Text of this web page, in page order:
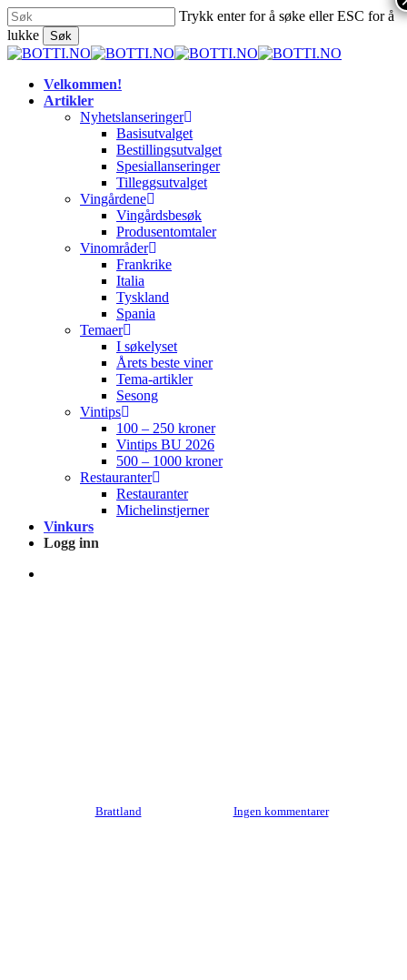
Skip
to
main
content
Trykk enter for å søke eller ESC for å
lukke
Søk
Close
search
Menu
Velkommen!
Artikler
Nyhetslanseringer
Basisutvalget
Bestillingsutvalget
Spesiallanseringer
Tilleggsutvalget
Vingårdene
Vingårdsbesøk
Produsentomtaler
Vinområder
Frankrike
Italia
Tyskland
Spania
Temaer
I søkelyset
Årets beste viner
Tema-artikler
Sesong
Vintips
100 – 250 kroner
Vintips BU 2026
500 – 1000 kroner
Restauranter
Restauranter
Michelinstjerner
Vinkurs
Logg inn
Brattland Ingen kommentarer